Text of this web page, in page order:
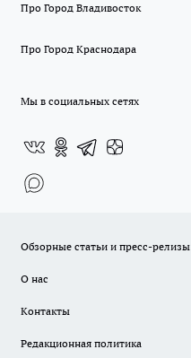
Про Город Владивосток
Про Город Краснодара
Мы в социальных сетях
Обзорные статьи и пресс-релизы
О нас
Контакты
Редакционная политика